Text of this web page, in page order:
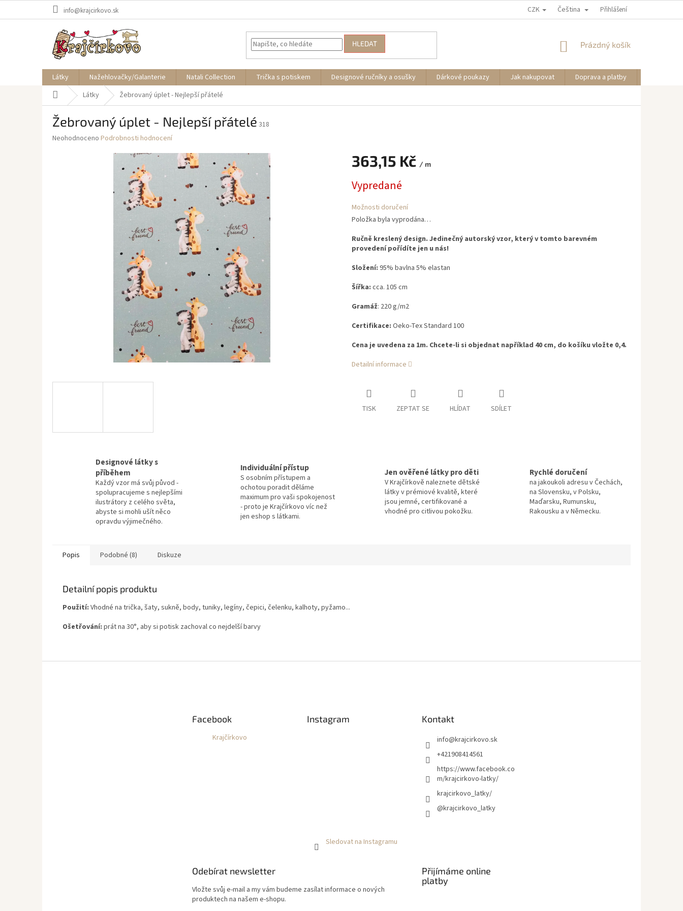
info@krajcirkovo.sk CZK Čeština Přihlášení
HLEDAT
NÁKUPNÍ
Prázdný košík
Látky Nažehlovačky/Galanterie Natali Collection Trička s potiskem Designové ručníky a osušky Dárkové poukazy Jak nakupovat Doprava a platby
Domů Látky Žebrovaný úplet - Nejlepší přátelé
Žebrovaný úplet - Nejlepší přátelé 318
Průměrné
Neohodnoceno Podrobnosti hodnocení
363,15 Kč / m
cena:
Vypredané
Možnosti doručení
Položka byla vyprodána…
Ručně kreslený design. Jedinečný autorský vzor, ​​který v tomto barevném
provedení pořídíte jen u nás!
Složení: 95% bavlna 5% elastan
Šířka: cca. 105 cm
Gramáž: 220 g/m2
Certifikace: Oeko-Tex Standard 100
Cena je uvedena za 1m. Chcete-li si objednat například 40 cm, do košíku vložte 0,4.
Detailní informace
TISK ZEPTAT SE HLÍDAT SDÍLET
Designové látky s
příběhem
Každý vzor má svůj původ -
spolupracujeme s nejlepšími
ilustrátory z celého světa,
abyste si mohli ušít něco
opravdu výjimečného.
Individuální přístup
S osobním přístupem a
ochotou poradit děláme
maximum pro vaši spokojenost
- proto je Krajčírkovo víc než
jen eshop s látkami.
Jen ověřené látky pro děti
V Krajčírkově naleznete dětské
látky v prémiové kvalitě, které
jsou jemné, certifikované a
vhodné pro citlivou pokožku.
Rychlé doručení
na jakoukoli adresu v Čechách,
na Slovensku, v Polsku,
Maďarsku, Rumunsku,
Rakousku a v Německu.
Popis Podobné (8) Diskuze
Detailní popis produktu
Použití: Vhodné na trička, šaty, sukně, body, tuniky, legíny, čepici, čelenku, kalhoty, pyžamo...
Ošetřování: prát na 30°, aby si potisk zachoval co nejdelší barvy
Facebook
Krajčírkovo
Instagram
Sledovat na Instagramu
Kontakt
info@krajcirkovo.sk
+421908414561
https://www.facebook.co
m/krajcirkovo-latky/
krajcirkovo_latky/
@krajcirkovo_latky
Odebírat newsletter
Vložte svůj e-mail a my vám budeme zasílat informace o nových
produktech na našem e-shopu.
Přijímáme online
platby